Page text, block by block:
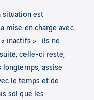
situation est
mise en charge avec
inactifs » : ils ne
celle-ci reste,
assise
le temps et de
sol que les